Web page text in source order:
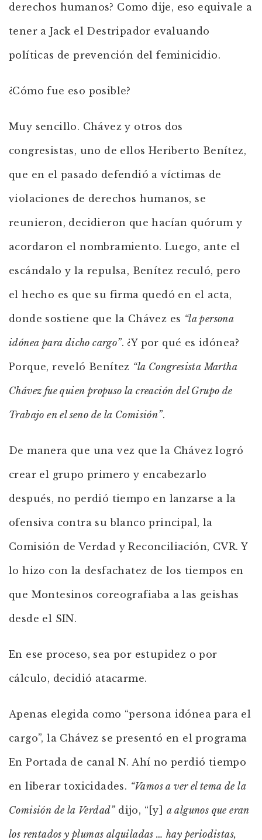
derechos humanos? Como dije, eso equivale a
tener a Jack el Destripador evaluando
políticas de prevención del feminicidio.
¿Cómo fue eso posible?
Muy sencillo. Chávez y otros dos
congresistas, uno de ellos Heriberto Benítez,
que en el pasado defendió a víctimas de
violaciones de derechos humanos, se
reunieron, decidieron que hacían quórum y
acordaron el nombramiento. Luego, ante el
escándalo y la repulsa, Benítez reculó, pero
el hecho es que su firma quedó en el acta,
donde sostiene que la Chávez es “la persona
idónea para dicho cargo”. ¿Y por qué es idónea?
Porque, reveló Benítez “la Congresista Martha
Chávez fue quien propuso la creación del Grupo de
Trabajo en el seno de la Comisión”.
De manera que una vez que la Chávez logró
crear el grupo primero y encabezarlo
después, no perdió tiempo en lanzarse a la
ofensiva contra su blanco principal, la
Comisión de Verdad y Reconciliación, CVR. Y
lo hizo con la desfachatez de los tiempos en
que Montesinos coreografiaba a las geishas
desde el SIN.
En ese proceso, sea por estupidez o por
cálculo, decidió atacarme.
Apenas elegida como “persona idónea para el
cargo”, la Chávez se presentó en el programa
En Portada de canal N. Ahí no perdió tiempo
en liberar toxicidades. “Vamos a ver el tema de la
Comisión de la Verdad”dijo, “[y] a algunos que eran
los rentados y plumas alquiladas … hay periodistas,